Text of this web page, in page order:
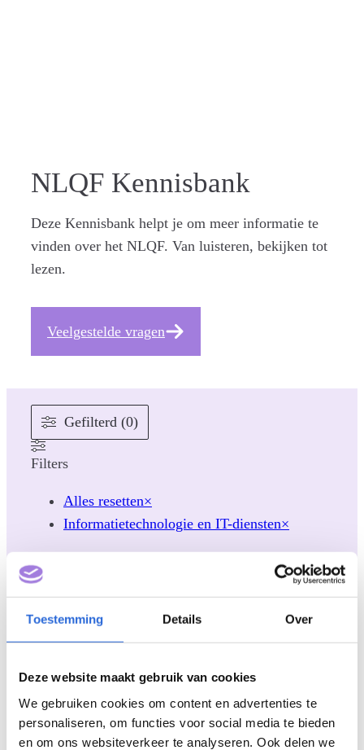
Toestemming Details Over
Deze website maakt gebruik van cookies
We gebruiken cookies om content en advertenties te
personaliseren, om functies voor social media te bieden
en om ons websiteverkeer te analyseren. Ook delen we
NLQF Kennisbank
Deze Kennisbank helpt je om meer informatie te
vinden over het NLQF. Van luisteren, bekijken tot
lezen.
Veelgestelde vragen
Gefilterd (0)
Filters
Alles resetten×
Informatietechnologie en IT-diensten×
Wetgeving & beleid(0)
Processen & procedure
Praktijk & ervaringen(0)
Actueel(0)